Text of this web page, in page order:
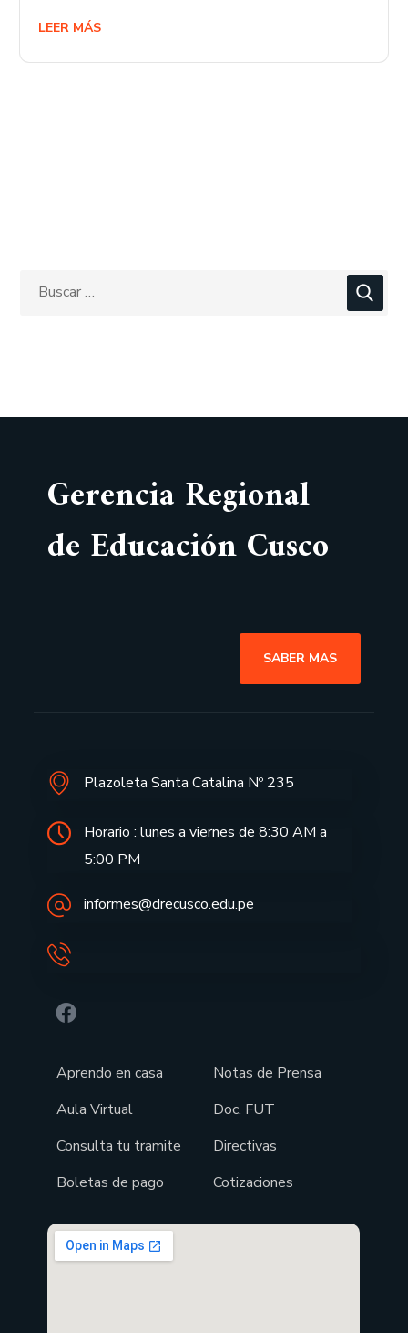
LEER MÁS
Gerencia Regional
de Educación Cusco
SABER MAS
Plazoleta Santa Catalina Nº 235
Horario : lunes a viernes de 8:30 AM a
5:00 PM
informes@drecusco.edu.pe
Aprendo en casa
Aula Virtual
Consulta tu tramite
Boletas de pago
Notas de Prensa
Doc. FUT
Directivas
Cotizaciones